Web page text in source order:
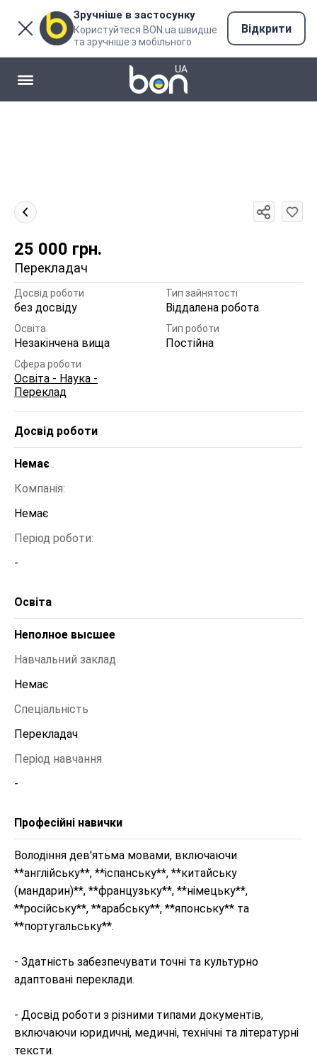
Зручніше в застосунку
Користуйтеся BON.ua швидше
та зручніше з мобільного
Відкрити
25 000 грн.
Перекладач
Досвід роботи
без досвіду
Тип зайнятості
Віддалена робота
Освіта
Незакінчена вища
Тип роботи
Постійна
Сфера роботи
Освіта - Наука -
Переклад
Досвід роботи
Немає
Компанія:
Немає
Період роботи:
-
Освіта
Неполное высшее
Навчальний заклад
Немає
Спеціальність
Перекладач
Період навчання
-
Професійні навички
Володіння дев'ятьма мовами, включаючи
**англійську**, **іспанську**, **китайську
(мандарин)**, **французьку**, **німецьку**,
**російську**, **арабську**, **японську** та
**португальську**.
- Здатність забезпечувати точні та культурно
адаптовані переклади.
- Досвід роботи з різними типами документів,
включаючи юридичні, медичні, технічні та літературні
тексти.